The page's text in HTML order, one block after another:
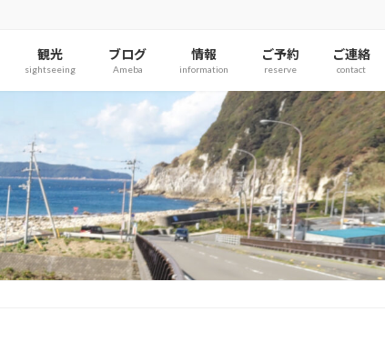
観光
sightseeing
ブログ
Ameba
情報
information
ご予約
reserve
ご連絡
contact